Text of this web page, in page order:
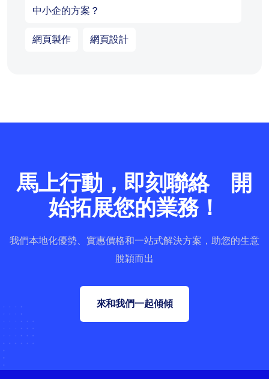
中小企的方案？
網頁製作 網頁設計
馬上行動，即刻聯絡 開
始拓展您的業務！
我們本地化優勢、實惠價格和一站式解決方案，助您的生意
脫穎而出
來和我們一起傾傾